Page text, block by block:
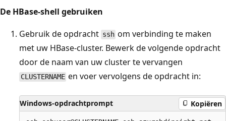
De HBase-shell gebruiken
Gebruik de opdracht ssh om verbinding te maken
met uw HBase-cluster. Bewerk de volgende opdracht
door de naam van uw cluster te vervangen
CLUSTERNAME en voer vervolgens de opdracht in:
Windows-opdrachtprompt Kopiëren